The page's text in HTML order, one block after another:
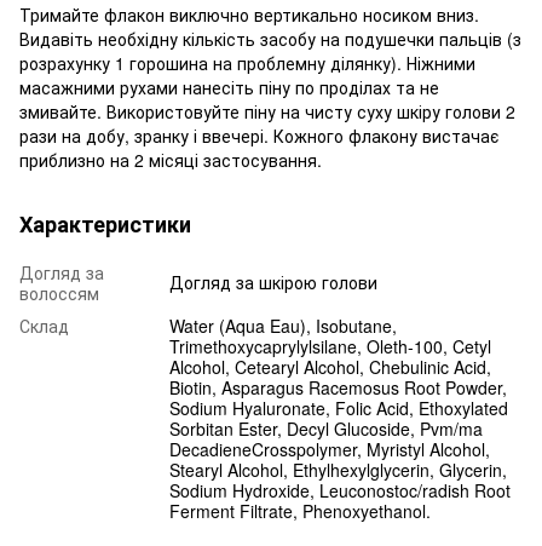
Тримайте флакон виключно вертикально носиком вниз.
Видавіть необхідну кількість засобу на подушечки пальців (з
розрахунку 1 горошина на проблемну ділянку). Ніжними
масажними рухами нанесіть піну по проділах та не
змивайте. Використовуйте піну на чисту суху шкіру голови 2
рази на добу, зранку і ввечері. Кожного флакону вистачає
приблизно на 2 місяці застосування.
Характеристики
Догляд за
волоссям
Догляд за шкірою голови
Склад
Water (Aqua Eau), Isobutane,
Trimethoxycaprylylsilane, Oleth-100, Cetyl
Alcohol, Cetearyl Alcohol, Chebulinic Acid,
Biotin, Asparagus Racemosus Root Powder,
Sodium Hyaluronate, Folic Acid, Ethoxylated
Sorbitan Ester, Decyl Glucoside, Pvm/ma
DecadieneCrosspolymer, Myristyl Alcohol,
Stearyl Alcohol, Ethylhexylglycerin, Glycerin,
Sodium Hydroxide, Leuconostoc/radish Root
Ferment Filtrate, Phenoxyethanol.